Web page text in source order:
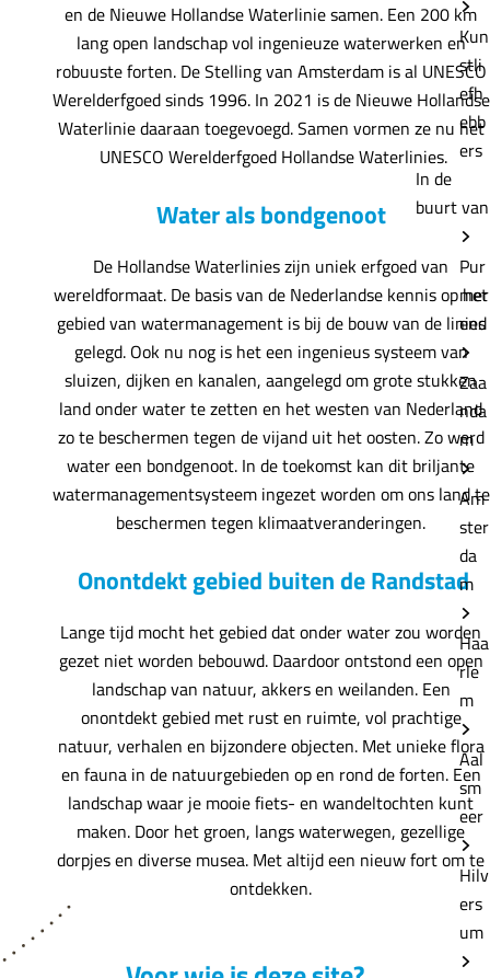
Kun
stli
efh
ebb
ers
In de
buurt van
Pur
mer
end
Zaa
nda
m
Am
ster
da
m
Haa
rle
m
Aal
sm
eer
Hilv
ers
um
en de Nieuwe Hollandse Waterlinie samen. Een 200 km
lang open landschap vol ingenieuze waterwerken en
robuuste forten. De Stelling van Amsterdam is al UNESCO
Werelderfgoed sinds 1996. In 2021 is de Nieuwe Hollandse
Waterlinie daaraan toegevoegd. Samen vormen ze nu het
UNESCO Werelderfgoed Hollandse Waterlinies.
Water als bondgenoot
De Hollandse Waterlinies zijn uniek erfgoed van
wereldformaat. De basis van de Nederlandse kennis op het
gebied van watermanagement is bij de bouw van de linies
gelegd. Ook nu nog is het een ingenieus systeem van
sluizen, dijken en kanalen, aangelegd om grote stukken
land onder water te zetten en het westen van Nederland
zo te beschermen tegen de vijand uit het oosten. Zo werd
water een bondgenoot. In de toekomst kan dit briljante
watermanagementsysteem ingezet worden om ons land te
beschermen tegen klimaatveranderingen.
Onontdekt gebied buiten de Randstad
Lange tijd mocht het gebied dat onder water zou worden
gezet niet worden bebouwd. Daardoor ontstond een open
landschap van natuur, akkers en weilanden. Een
onontdekt gebied met rust en ruimte, vol prachtige
natuur, verhalen en bijzondere objecten. Met unieke flora
en fauna in de natuurgebieden op en rond de forten. Een
landschap waar je mooie fiets- en wandeltochten kunt
maken. Door het groen, langs waterwegen, gezellige
dorpjes en diverse musea. Met altijd een nieuw fort om te
ontdekken.